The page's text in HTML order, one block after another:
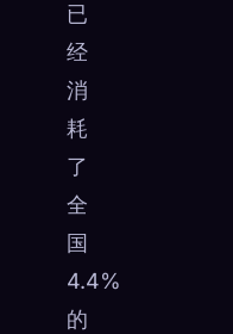
已
经
消
耗
了
全
国
4.4%
的
🧬
☁️在各个设备间保存你